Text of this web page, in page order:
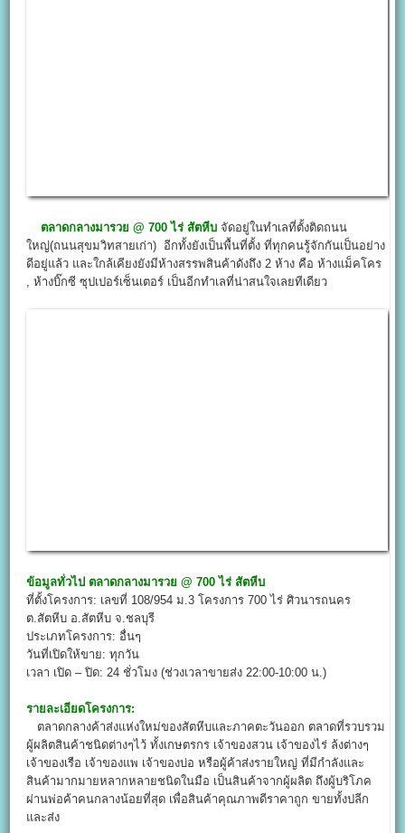
ตลาดกลางมารวย @700 ไร่ สัตหีบ จัดอยู่ในทำเลที่ตั้งติดถนน
ใหญ่(ถนนสุขมวิทสายเก่า) อีกทั้งยังเป็นพื้นที่ตั้ง ที่ทุกคนรู้จักกันเป็นอย่าง
ดีอยู่แล้ว และใกล้เคียงยังมีห้างสรรพสินค้าดังถึง 2 ห้าง คือ ห้างแม็คโคร
, ห้างบิ๊กซี ซุปเปอร์เซ็นเตอร์ เป็นอีกทำเลที่น่าสนใจเลยทีเดียว
ข้อมูลทั่วไป ตลาดกลางมารวย @700 ไร่ สัตหีบ
ที่ตั้งโครงการ: เลขที่ 108/954 ม.3 โครงการ 700 ไร่ ศิวนารถนคร
ต.สัตหีบ อ.สัตหีบ จ.ชลบุรี
ประเภทโครงการ: อื่นๆ
วันที่เปิดให้ขาย: ทุกวัน
เวลา เปิด – ปิด: 24 ชั่วโมง (ช่วงเวลาขายส่ง 22:00-10:00 น.)
รายละเอียดโครงการ:
ตลาดกลางค้าส่งแห่งใหม่ของสัตหีบและภาคตะวันออก ตลาดที่รวบรวม
ผู้ผลิตสินค้าชนิดต่างๆไว้ ทั้งเกษตรกร เจ้าของสวน เจ้าของไร่ ล้งต่างๆ
เจ้าของเรือ เจ้าของแพ เจ้าของบ่อ หรือผู้ค้าส่งรายใหญ่ ที่มีกำลังและ
สินค้ามากมายหลากหลายชนิดในมือ เป็นสินค้าจากผู้ผลิต ถึงผู้บริโภค
ผ่านพ่อค้าคนกลางน้อยที่สุด เพื่อสินค้าคุณภาพดีราคาถูก ขายทั้งปลีก
และส่ง